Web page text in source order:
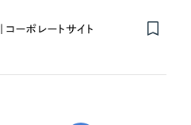
ーポレートサイト